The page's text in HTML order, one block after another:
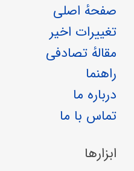
صفحهٔ اصلی
تغییرات اخیر
مقالهٔ تصادفی
راهنما
درباره ما
تماس با ما
ابزارها